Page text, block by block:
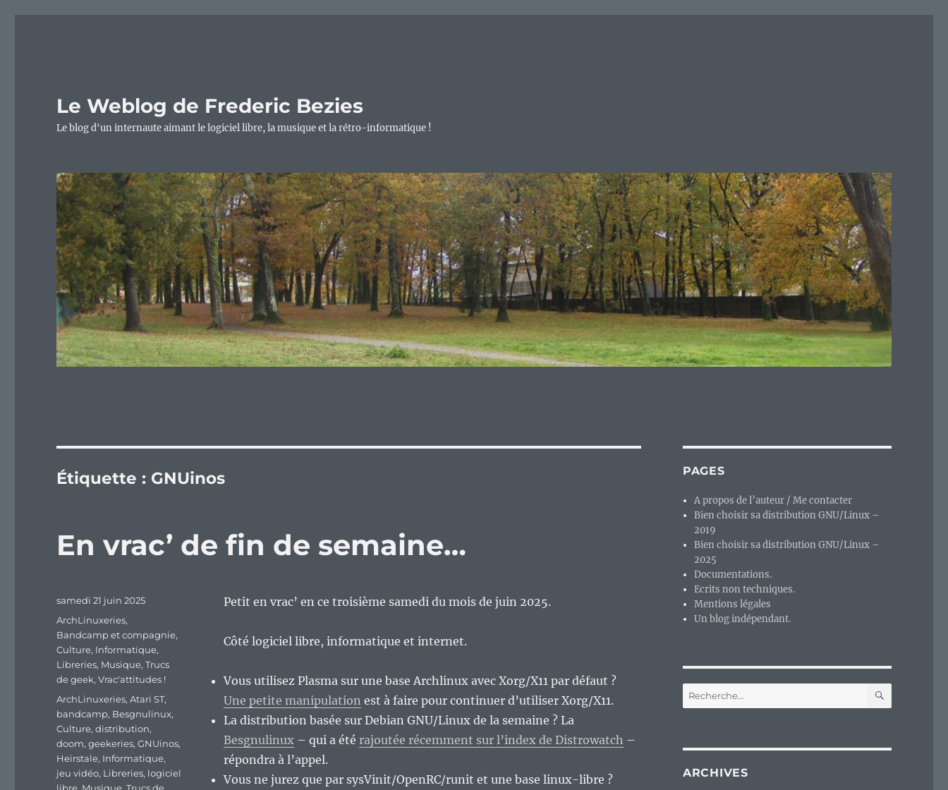
Le Weblog de Frederic Bezies
Le blog d'un internaute aimant le logiciel libre, la musique et la rétro-informatique !
Étiquette : GNUinos
En vrac’ de fin de semaine…
Petit en vrac’ en ce troisième samedi du mois de juin 2025.
Côté logiciel libre, informatique et internet.
Vous utilisez Plasma sur une base Archlinux avec Xorg/X11 par défaut ?
Une petite manipulation est à faire pour continuer d’utiliser Xorg/X11.
La distribution basée sur Debian GNU/Linux de la semaine ? La
Besgnulinux– qui a été rajoutée récemment sur l’index de Distrowatch –
répondra à l’appel.
Vous ne jurez que par sysVinit/OpenRC/runit et une base linux-libre ?
Publié
samedi 21 juin 2025
Catégories
ArchLinuxeries,
Bandcamp et compagnie,
Culture, Informatique,
Libreries, Musique,Trucs
de geek,Vrac'attitudes !
Étiquettes
ArchLinuxeries,Atari ST,
bandcamp, Besgnulinux,
Culture,distribution,
doom,geekeries,GNUinos,
Heirstale, Informatique,
jeu vidéo, Libreries, logiciel
PAGES
A propos de l’auteur / Me contacter
Bien choisir sa distribution GNU/Linux –
2019
Bien choisir sa distribution GNU/Linux –
2025
Documentations.
Ecrits non techniques.
Mentions légales
Un blog indépendant.
Recherche
pour :
ARCHIVES